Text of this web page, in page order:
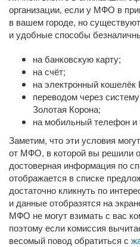
организации, если у МФО в
в вашем городе, но
и удобные способы
на банковскую карту;
на счёт;
на электронный
переводом через
Золотая Корона;
на мобильный телефон и
Заметим, что эти условия
от МФО, в которой вы решили
достоверная информация по
отображается в списке
достаточно кликнуть по
и данные отобразятся на
МФО не могут взимать с вас
поэтому если комиссия
весомый повод обратиться с